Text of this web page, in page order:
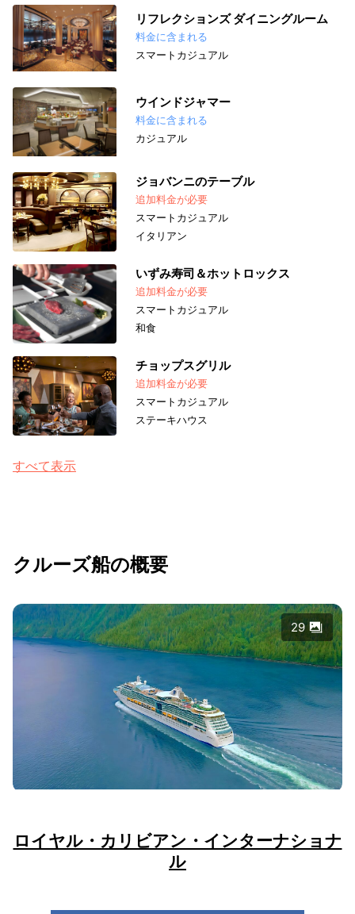
リフレクションズ ダイニングルーム
料金に含まれる
スマートカジュアル
ウインドジャマー
料金に含まれる
カジュアル
ジョバンニのテーブル
追加料金が必要
スマートカジュアル
イタリアン
いずみ寿司＆ホットロックス
追加料金が必要
スマートカジュアル
和食
チョップスグリル
追加料金が必要
スマートカジュアル
ステーキハウス
すべて表示
クルーズ船の概要
29
ロイヤル・カリビアン・インターナショナ
ル